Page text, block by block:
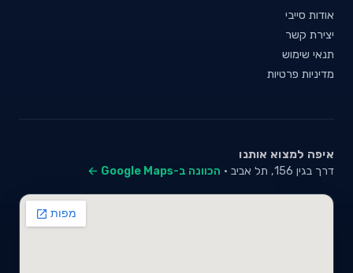
אודות סייבי
יצירת קשר
תנאי שימוש
מדיניות פרטיות
איפה למצוא אותנו
דרך בגין 156, תל אביב · הכוונה ב-Google Maps ←